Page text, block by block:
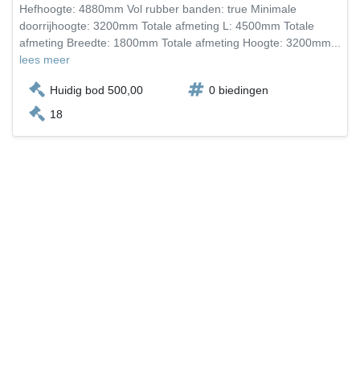
Hefhoogte: 4880mm Vol rubber banden: true Minimale
doorrijhoogte: 3200mm Totale afmeting L: 4500mm Totale
afmeting Breedte: 1800mm Totale afmeting Hoogte: 3200mm...
lees meer
Huidig bod 500,00
0 biedingen
18